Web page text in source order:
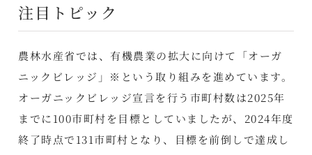
注目トピック
農林水産省では、有機農業の拡大に向けて「オーガ
ニックビレッジ」※という取り組みを進めています。
オーガニックビレッジ宣言を行う市町村数は2025年
までに100市町村を目標としていましたが、2024年度
終了時点で131市町村となり、目標を前倒しで達成し